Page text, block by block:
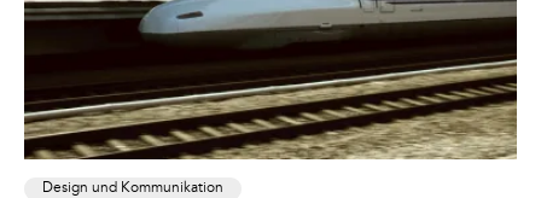
Design und Kommunikation